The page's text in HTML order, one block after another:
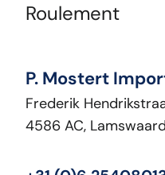
Roulement
P. Mostert
Frederik
4586 AC,